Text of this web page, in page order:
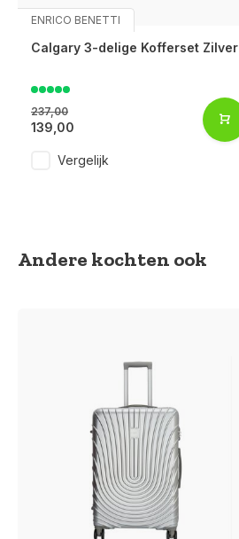
ENRICO BENETTI
Calgary 3-delige Kofferset Zilver
237,00
139,00
Vergelijk
Andere kochten ook